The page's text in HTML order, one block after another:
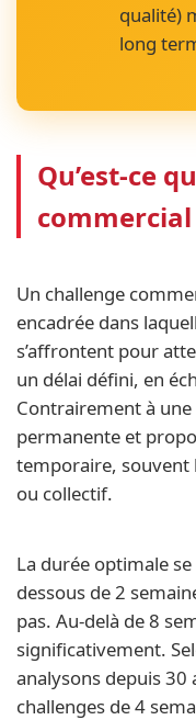
qualité)
long
Qu’est-ce
commercial
Un challenge
encadrée dans
s’affrontent pour
un délai défini, en
Contrairement à
permanente et
temporaire, souvent
ou collectif.
La durée optimale
dessous de 2
pas. Au-delà de 8
significativement.
analysons depuis 30
challenges de 4